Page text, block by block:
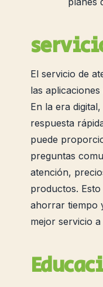
El servicio de
las
En la era
respuesta
puede
preguntas
atención,
productos.
ahorrar tiempo
mejor servicio